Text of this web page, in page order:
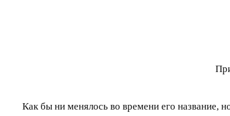
Как бы ни менялось во времени его название,